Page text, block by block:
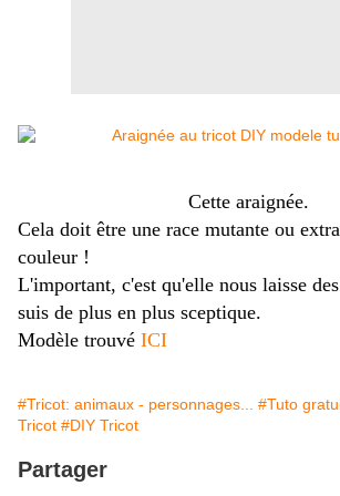
Cette araignée.
Cela doit être une race mutante ou
couleur !
L'important, c'est qu'elle nous laisse
suis de plus en plus sceptique.
Modèle trouvé ICI
#Tricot: animaux - personnages... #Tuto
Tricot #DIY Tricot
Partager